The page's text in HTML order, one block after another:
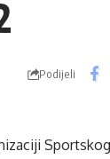
Podijeli